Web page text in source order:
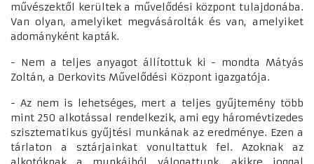
művészektől kerültek a művelődési központ tulajdonába.
Van olyan, amelyiket megvásárolták és van, amelyiket
adományként kapták.
- Nem a teljes anyagot állítottuk ki - mondta Mátyás
Zoltán, a Derkovits Művelődési Központ igazgatója.
- Az nem is lehetséges, mert a teljes gyűjtemény több
mint 250 alkotással rendelkezik, ami egy háromévtizedes
szisztematikus gyűjtési munkának az eredménye. Ezen a
tárlaton a sztárjainkat vonultattuk fel. Azoknak az